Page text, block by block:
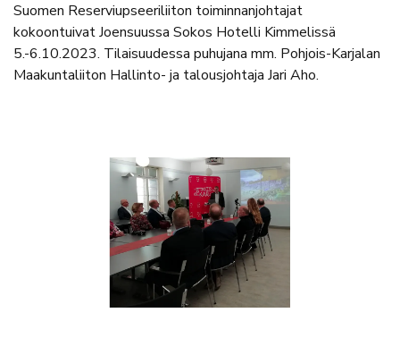
Suomen Reserviupseeriliiton toiminnanjohtajat
kokoontuivat Joensuussa Sokos Hotelli Kimmelissä
5.-6.10.2023. Tilaisuudessa puhujana mm. Pohjois-Karjalan
Maakuntaliiton Hallinto- ja talousjohtaja Jari Aho.